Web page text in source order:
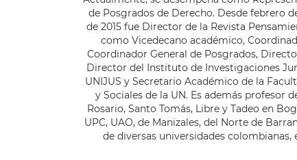
de Posgrados de Derecho. Desde febrero
de 2015 fue Director de la Revista
como Vicedecano académico,
Coordinador General de Posgrados,
Director del Instituto de Investigaciones
UNIJUS y Secretario Académico de la
y Sociales de la UN. Es además profesor
Rosario, Santo Tomás, Libre y Tadeo en
UPC, UAO, de Manizales, del Norte de
de diversas universidades colombianas,